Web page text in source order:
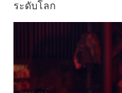
ระดับโลก